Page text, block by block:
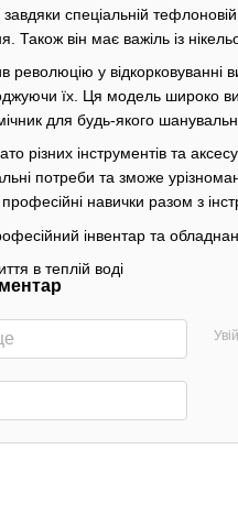
спеціальній
Також він має важіль із
революцію у відкорковуванні
їх. Ця модель широко
для будь-якого
різних інструментів та
потреби та зможе
навички разом з
інвентар та
в теплій воді